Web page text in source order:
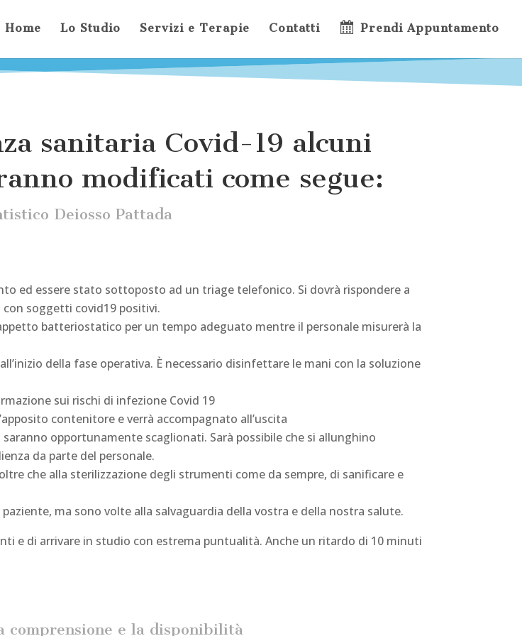
Home Lo Studio Servizi e Terapie Contatti Prendi Appuntamento
sanitaria Covid-19 alcuni
modificati come segue:
Deiosso Pattada
ed essere stato sottoposto ad un triage telefonico. Si dovrà rispondere a
soggetti covid19 positivi.
batteriostatico per un tempo adeguato mentre il personale misurerà la
della fase operativa. È necessario disinfettare le mani con la soluzione
sui rischi di infezione Covid 19
contenitore e verrà accompagnato all’uscita
opportunamente scaglionati. Sarà possibile che si allunghino
da parte del personale.
che alla sterilizzazione degli strumenti come da sempre, di sanificare e
ma sono volte alla salvaguardia della vostra e della nostra salute.
e di arrivare in studio con estrema puntualità. Anche un ritardo di 10 minuti
comprensione e la disponibilità